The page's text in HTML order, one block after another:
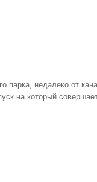
парка, недалеко от
на который